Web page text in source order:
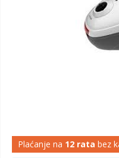
Plaćanje na 12 rata bez